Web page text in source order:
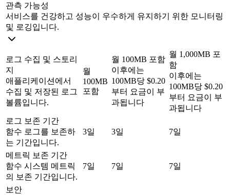
관측 가능성
서비스를 건강하고 성능이 우수하게 유지하기 위한 모니터링
및 로깅입니다.
로그 수집 및 스토리
지
애플리케이션에서
수집 및 저장된 로그
볼륨입니다.
월
100MB
포함
월 100MB 포함
이후에는
100MB당 $0.20
부터 요금이 부
과됩니다
월 1,000MB 포
함
이후에는
100MB당 $0.20
부터 요금이 부
과됩니다
로그 보존 기간
함수 로그를 보존하
는 기간입니다.
3일 3일 7일
메트릭 보존 기간
함수 시스템 메트릭
의 보존 기간입니다.
7일 7일 7일
보안